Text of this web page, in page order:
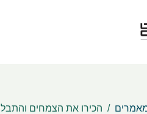
/ הכירו את הצמחים